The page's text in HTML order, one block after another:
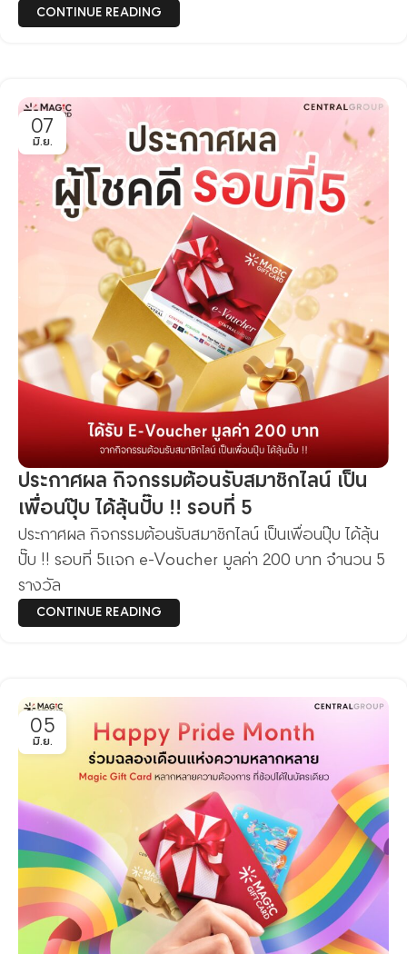
CONTINUE READING
07
มิ.ย.
ประกาศผล กิจกรรมต้อนรับสมาชิกไลน์ เป็น
เพื่อนปุ๊บ ได้ลุ้นปั๊บ !! รอบที่ 5
ประกาศผล กิจกรรมต้อนรับสมาชิกไลน์ เป็นเพื่อนปุ๊บ ได้ลุ้น
ปั๊บ !! รอบที่ 5แจก e-Voucher มูลค่า 200 บาท จำนวน 5
รางวัล
CONTINUE READING
05
มิ.ย.